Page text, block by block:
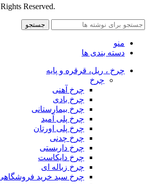
Reserved.
جستجو
منو
دسته بندی ها
چرخ ، ریل، قرقره و پایه
چرخ
چرخ آهنی
چرخ بادی
چرخ بیمارستانی
چرخ پلی آمید
چرخ پلی اورتان
چرخ چدنی
چرخ داربستی
چرخ دایکاست
چرخ زباله ای
چرخ سبد خرید